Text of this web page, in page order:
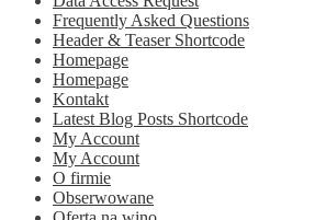
Frequently Asked Questions
Header & Teaser Shortcode
Homepage
Homepage
Kontakt
Latest Blog Posts Shortcode
My Account
My Account
O firmie
Obserwowane